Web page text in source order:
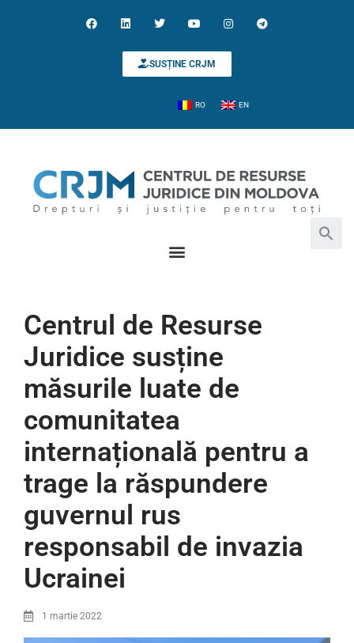
SUSȚINE CRJM
RO EN
Centrul de Resurse
Juridice susține
măsurile luate de
comunitatea
internațională pentru a
trage la răspundere
guvernul rus
responsabil de invazia
Ucrainei
1 martie 2022